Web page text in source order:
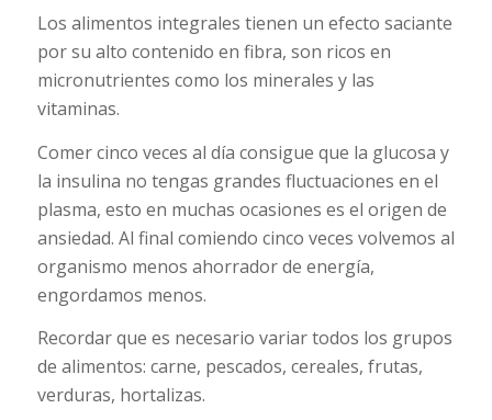
Los alimentos integrales tienen un efecto saciante
por su alto contenido en fibra, son ricos en
micronutrientes como los minerales y las
vitaminas.
Comer cinco veces al día consigue que la glucosa y
la insulina no tengas grandes fluctuaciones en el
plasma, esto en muchas ocasiones es el origen de
ansiedad. Al final comiendo cinco veces volvemos al
organismo menos ahorrador de energía,
engordamos menos.
Recordar que es necesario variar todos los grupos
de alimentos: carne, pescados, cereales, frutas,
verduras, hortalizas.